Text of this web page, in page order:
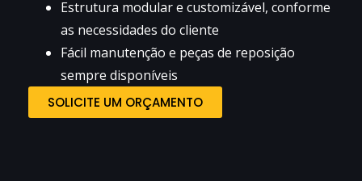
Estrutura modular e customizável, conforme
as necessidades do cliente
Fácil manutenção e peças de reposição
sempre disponíveis
SOLICITE UM ORÇAMENTO